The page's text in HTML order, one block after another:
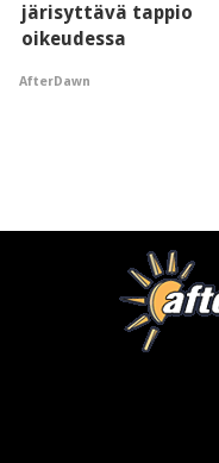
järisyttävä tappio
oikeudessa
AfterDawn